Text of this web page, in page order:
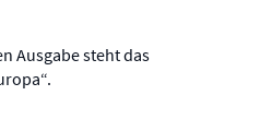
Ausgabe steht das